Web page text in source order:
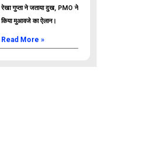
रेखा गुप्ता ने जताया दुख, PMO ने
किया मुआवजे का ऐलान।
Read More »